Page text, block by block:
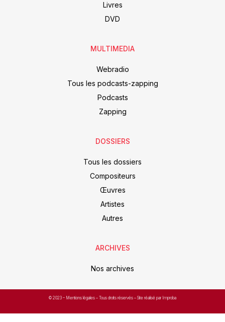
Livres
DVD
MULTIMEDIA
Webradio
Tous les podcasts-zapping
Podcasts
Zapping
DOSSIERS
Tous les dossiers
Compositeurs
Œuvres
Artistes
Autres
ARCHIVES
Nos archives
© 2023 – Mentions légales – Tous droits réservés – Site réalisé par Improba